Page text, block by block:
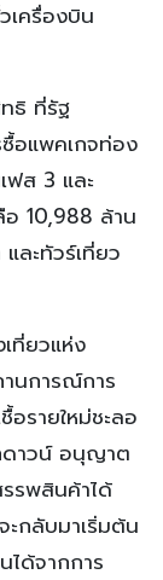
ครื่องบิน
ธิ ที่รัฐ
อแพคเกจท่อง
ฟส 3 และ
อ 10,988 ล้าน
ละทัวร์เที่ยว
ที่ยวแห่ง
านการณ์การ
อรายใหม่ชะลอ
ดาวน์ อนุญาต
รรพสินค้าได้
กลับมาเริ่มต้น
ได้จากการ